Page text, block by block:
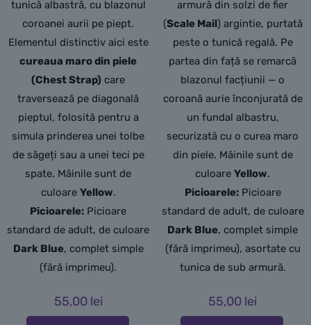
tunică albastră, cu blazonul
coroanei aurii pe piept.
Elementul distinctiv aici este
cureaua maro din piele
(Chest Strap) care
traversează pe diagonală
pieptul, folosită pentru a
simula prinderea unei tolbe
de săgeți sau a unei teci pe
spate. Mâinile sunt de
culoare Yellow.
Picioarele: Picioare
standard de adult, de culoare
Dark Blue, complet simple
(fără imprimeu).
55,00 lei
armură din solzi de fier
(Scale Mail) argintie, purtată
peste o tunică regală. Pe
partea din față se remarcă
blazonul facțiunii — o
coroană aurie înconjurată de
un fundal albastru,
securizată cu o curea maro
din piele. Mâinile sunt de
culoareYellow.
Picioarele:Picioare
standard de adult, de culoare
Dark Blue, complet simple
(fără imprimeu), asortate cu
tunica de sub armură.
55,00 lei